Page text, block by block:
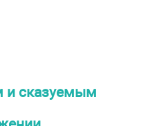
и сказуемым